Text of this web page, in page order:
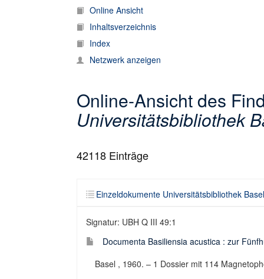
Online Ansicht
Inhaltsverzeichnis
Index
Netzwerk anzeigen
Online-Ansicht des
Universitätsbibliothek
42118 Einträge
Einzeldokumente Universitätsbibliothek Basel
Signatur: UBH Q III 49:1
Documenta Basiliensia acustica : zur
Basel , 1960. – 1 Dossier mit 114